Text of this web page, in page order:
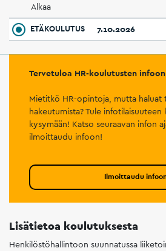
Alkaa
ETÄKOULUTUS 7.10.2026
Tervetuloa HR-koulutusten
Mietitkö HR-opintoja, mutta haluat
hakeutumista? Tule infotilaisuuteen
kysymään! Katso seuraavan infon
ilmoittaudu infoon!
Ilmoittaudu
Lisätietoa koulutuksesta
Henkilöstöhallintoon suunnatussa